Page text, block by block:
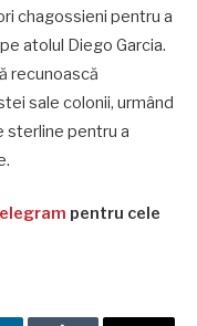
chagossieni pentru a
atolul Diego Garcia.
recunoască
sale colonii, urmând
sterline pentru a
pentru cele